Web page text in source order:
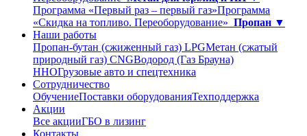
Программа «Первый раз – первый газ»Программа
«Скидка на топливо. Переоборудование» Пропан ▼
Наши работы
Пропан-бутан (сжиженный газ) LPGМетан (сжатый
природный газ) CNGВодород (Газ Брауна)
ННОГрузовые авто и спецтехника
Сотрудничество
ОбучениеПоставки оборудованияТехподдержка
Акции
Все акцииГБО в лизинг
Контакты